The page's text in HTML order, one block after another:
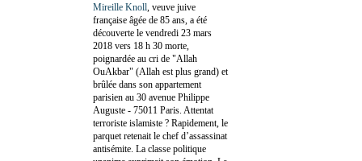
Mireille Knoll , veuve juive
française âgée de 85 ans, a été
découverte le vendredi 23 mars
2018 vers 18 h 30 morte,
poignardée au cri de "Allah
OuAkbar" (Allah est plus grand) et
brûlée dans son appartement
parisien au 30 avenue Philippe
Auguste - 75011 Paris. Attentat
terroriste islamiste ? Rapidement, le
parquet retenait le chef d’assassinat
antisémite. La classe politique